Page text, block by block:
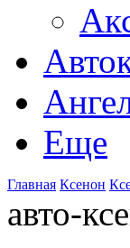
Еще
Главная Ксенон
авто-